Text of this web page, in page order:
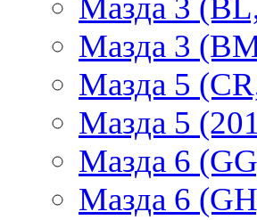
Мазда 3
Мазда 3
Мазда 5
Мазда 5
Мазда 6
Мазда 6